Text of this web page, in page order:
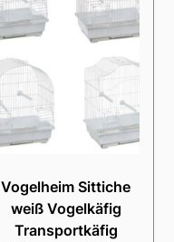
Vogelheim Sittiche
weiß Vogelkäfig
Transportkäfig